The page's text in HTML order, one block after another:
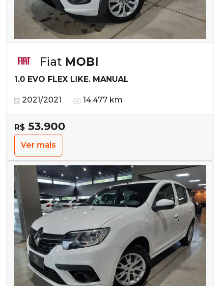
Fiat MOBI
1.0 EVO FLEX LIKE. MANUAL
2021/2021 14.477 km
R$ 53.900
Ver mais